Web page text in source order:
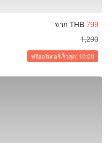
จาก THB799
1,290
พรีออร์เดอร์เร็วสุด: 10:00